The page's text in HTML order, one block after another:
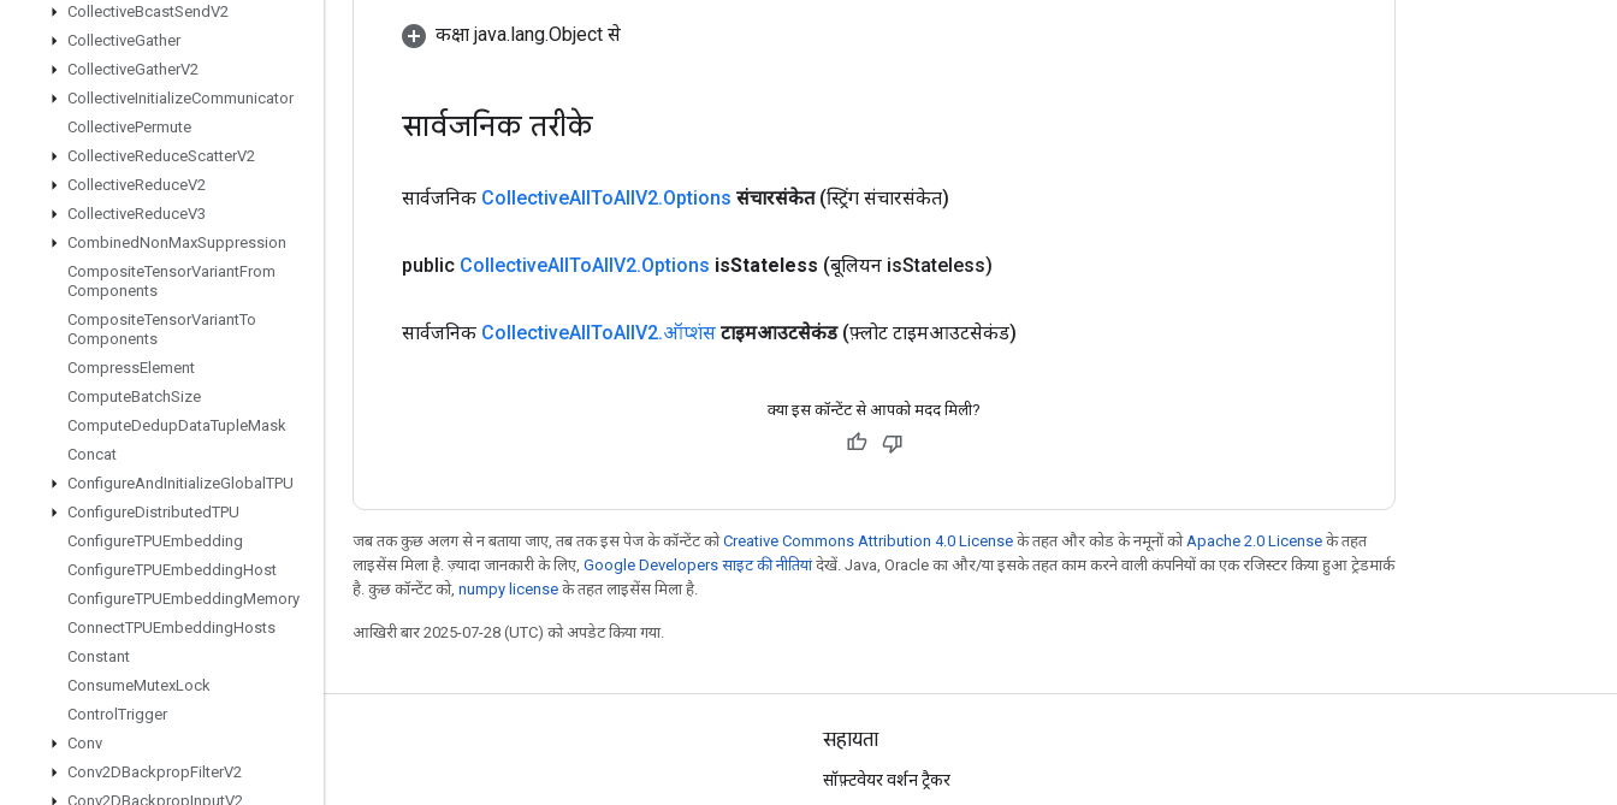
CollectiveBcastSendV2
CollectiveGather
CollectiveGatherV2
CollectiveInitializeCommunicator
CollectivePermute
CollectiveReduceScatterV2
CollectiveReduceV2
CollectiveReduceV3
CombinedNonMaxSuppression
CompositeTensorVariantFrom
Components
CompositeTensorVariantTo
Components
CompressElement
ComputeBatchSize
ComputeDedupDataTupleMask
Concat
ConfigureAndInitializeGlobal TPU
ConfigureDistributedTPU
ConfigureTPUEmbedding
ConfigureTPUEmbeddingHost
ConfigureTPUEmbeddingMemory
ConnectTPUEmbeddingHosts
Constant
ConsumeMutexLock
Control Trigger
Conv
Conv2DBackpropFilterV2
Conv2DBackpropInputV2
कक्षा java.lang.Object से
सार्वजनिक तरीके
सार्वजनिक CollectiveAllToAllV2.Options संचारसंकेत (स्ट्रिंग संचारसंकेत)
public CollectiveAllToAllV2.Options isStateless (बूलियन isStateless)
सार्वजनिक CollectiveAllToAllV2.ऑप्शंस टाइमआउटसेकंड (फ़्लोट टाइमआउटसेकंड)
क्या इस कॉन्टेंट से आपको मदद मिली?
जब तक कुछ अलग से न बताया जाए, तब तक इस पेज के कॉन्टेंट कोCreative Commons Attribution 4.0 License के तहत और कोड के नमूनों को Apache 2.0 License के तहत
लाइसेंस मिला है. ज़्यादा जानकारी के लिए, Google Developers साइट की नीतियांदेखें. Java, Oracle का और/या इसके तहत काम करने वाली कंपनियों का एक रजिस्टर किया हुआ ट्रेडमार्क
है. कुछ कॉन्टेंट को, numpy license के तहत लाइसेंस मिला है.
आखिरी बार 2025-07-28 (UTC) को अपडेट किया गया.
जुड़े रहें
ब्लॉग
सहायता
सॉफ़्टवेयर वर्शन ट्रैकर